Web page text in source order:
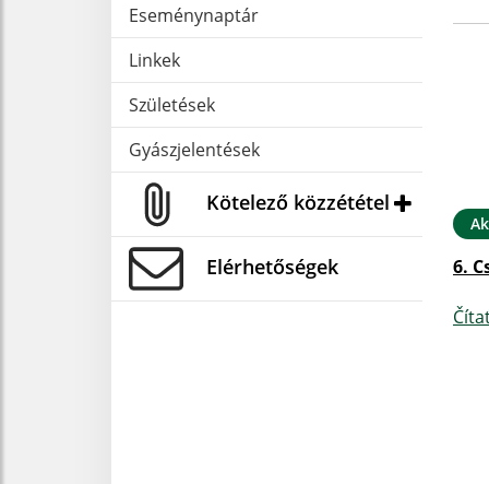
Eseménynaptár
Linkek
Születések
Gyászjelentések
Kötelező közzététel
Elérhetőségek 6.